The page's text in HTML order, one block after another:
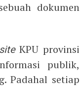
dokumen
KPU provinsi
publik,
Padahal setiap